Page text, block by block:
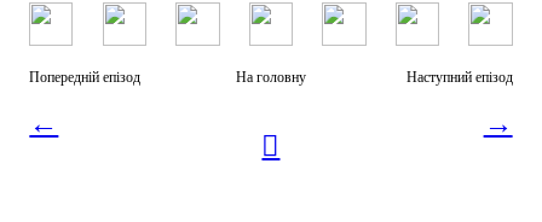
Попередній епізод
←
На головну
︎
Наступний епізод
→